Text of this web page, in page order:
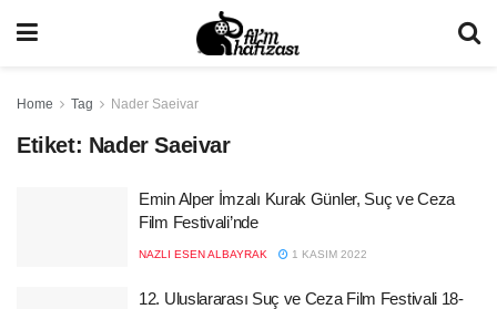
Home Tag Nader Saeivar
Etiket: Nader Saeivar
Emin Alper İmzalı Kurak Günler, Suç ve Ceza
Film Festivali’nde
NAZLI ESEN ALBAYRAK 1 KASIM 2022
12. Uluslararası Suç ve Ceza Film Festivali 18-